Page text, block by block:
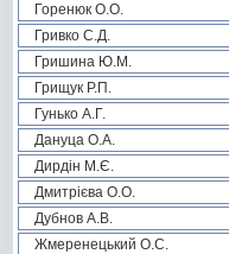
Горенюк О.О.
Гривко С.Д.
Гришина Ю.М.
Грищук Р.П.
Гунько А.Г.
Дануца О.А.
Дирдін М.Є.
Дмитрієва О.О.
Дубнов А.В.
Жмеренецький О.С.